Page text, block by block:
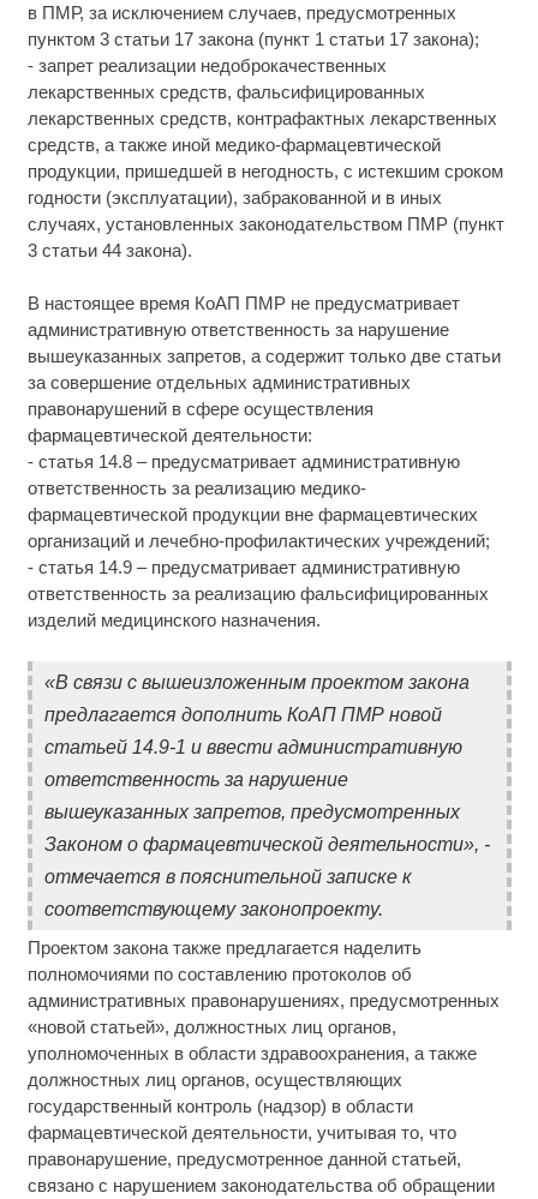
в ПМР, за исключением случаев, предусмотренных
пунктом 3 статьи 17 закона (пункт 1 статьи 17 закона);
- запрет реализации недоброкачественных
лекарственных средств, фальсифицированных
лекарственных средств, контрафактных лекарственных
средств, а также иной медико-фармацевтической
продукции, пришедшей в негодность, с истекшим сроком
годности (эксплуатации), забракованной и в иных
случаях, установленных законодательством ПМР (пункт
3 статьи 44 закона).
В настоящее время КоАП ПМР не предусматривает
административную ответственность за нарушение
вышеуказанных запретов, а содержит только две статьи
за совершение отдельных административных
правонарушений в сфере осуществления
фармацевтической деятельности:
- статья 14.8 – предусматривает административную
ответственность за реализацию медико-
фармацевтической продукции вне фармацевтических
организаций и лечебно-профилактических учреждений;
- статья 14.9 – предусматривает административную
ответственность за реализацию фальсифицированных
изделий медицинского назначения.
«В связи с вышеизложенным проектом закона
предлагается дополнить КоАП ПМР новой
статьей 14.9-1 и ввести административную
ответственность за нарушение
вышеуказанных запретов, предусмотренных
Законом о фармацевтической деятельности», -
отмечается в пояснительной записке к
соответствующему законопроекту.
Проектом закона также предлагается наделить
полномочиями по составлению протоколов об
административных правонарушениях, предусмотренных
«новой статьей», должностных лиц органов,
уполномоченных в области здравоохранения, а также
должностных лиц органов, осуществляющих
государственный контроль (надзор) в области
фармацевтической деятельности, учитывая то, что
правонарушение, предусмотренное данной статьей,
связано с нарушением законодательства об обращении